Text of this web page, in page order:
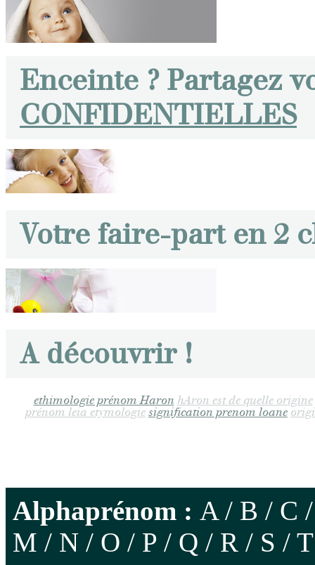
Enceinte ? Partagez
CONFIDENTIELLES
Votre faire-part en 2
A découvrir !
ethimologie prénom Haron hAron est de quelle origine
prénom leia etymologie signification prenom loane
Alphaprénom : A/ B / C
M / N / O / P / Q / R / S / T